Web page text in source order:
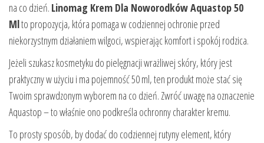
na co dzień. Linomag Krem Dla Noworodków Aquastop 50
Mlto propozycja, która pomaga w codziennej ochronie przed
niekorzystnym działaniem wilgoci, wspierając komfort i spokój rodzica.
Jeżeli szukasz kosmetyku do pielęgnacji wrażliwej skóry, który jest
praktyczny w użyciu i ma pojemność 50 ml, ten produkt może stać się
Twoim sprawdzonym wyborem na co dzień. Zwróć uwagę na oznaczenie
Aquastop – to właśnie ono podkreśla ochronny charakter kremu.
To prosty sposób, by dodać do codziennej rutyny element, który